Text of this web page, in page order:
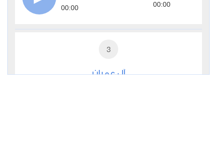
00:00 00:00
3
آل عمران